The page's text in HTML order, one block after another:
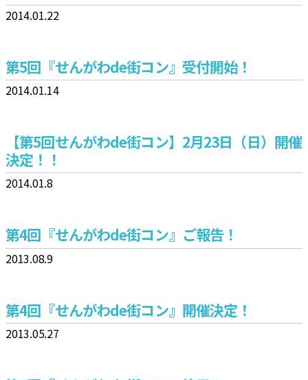
2014.01.22
第5回『せんがわde街コン』受付開始！
2014.01.14
【第5回せんがわde街コン】2月23日（日）開催
決定！！
2014.01.8
第4回『せんがわde街コン』ご報告！
2013.08.9
第4回『せんがわde街コン』開催決定！
2013.05.27